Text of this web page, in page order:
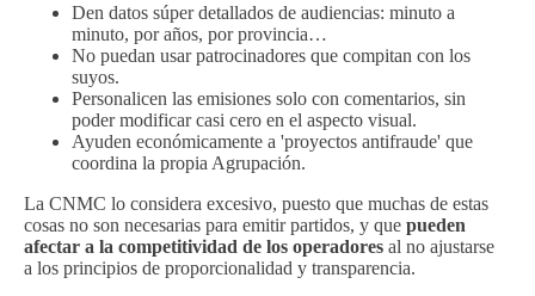
Den datos súper detallados de audiencias: minuto a
minuto, por años, por provincia…
No puedan usar patrocinadores que compitan con los
suyos.
Personalicen las emisiones solo con comentarios, sin
poder modificar casi cero en el aspecto visual.
Ayuden económicamente a 'proyectos antifraude' que
coordina la propia Agrupación.
La CNMC lo considera excesivo, puesto que muchas de estas
cosas no son necesarias para emitir partidos, y que pueden
afectar a la competitividad de los operadores al no ajustarse
a los principios de proporcionalidad y transparencia.